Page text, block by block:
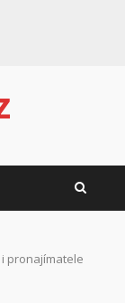
pronajímatele